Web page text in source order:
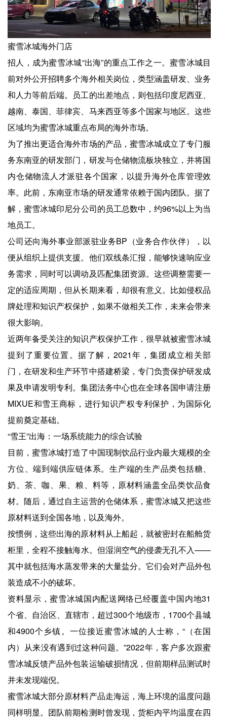
蜜雪冰城海外门店
招人，成为蜜雪冰城“出海”的重点工作之一。蜜雪冰城目
前对外公开招聘多个海外相关岗位，类型涵盖研发、业务
和人力等前后端。员工的出差地点，则包括印度尼西亚、
越南、泰国、菲律宾、马来西亚等多个国家与地区。这些
区域均为蜜雪冰城重点布局的海外市场。
为了推出更适合海外市场的产品，蜜雪冰城成立了专门服
务东南亚的研发部门，研发与仓储物流板块独立，并将国
内仓储物流人才派驻各个国家，以提升海外仓库管理效
率。此前，东南亚市场的研发通常依赖于国内团队。据了
解，蜜雪冰城印尼分公司的员工总数中，约96%以上为当
地员工。
公司还向海外事业部派驻业务BP（业务合作伙伴），以
便从组织上提供支援。他们双线条汇报，能够快速响应业
务需求，同时可以调动及匹配集团资源。这些调整需要一
定的适应周期，但从长期来看，却很有意义。比如侵权品
牌处理和知识产权保护，如果不做相关工作，未来会带来
很大影响。
近两年备受关注的知识产权保护工作，很早就被蜜雪冰城
提到了重要位置。据了解，2021年，集团成立相关部
门，在研发和生产环节中搭建桥梁，专门负责保护研发成
果及申请发明专利。集团法务中心也在全球各国申请注册
MIXUE和雪王商标，进行知识产权专利保护，为国际化
提前奠定基础。
“雪王”出海：一场系统能力的综合试验
目前，蜜雪冰城打造了中国现制饮品行业内最大规模的全
方位、端到端供应链体系。生产端的生产品类包括糖、
奶、茶、咖、果、粮、料等，原材料涵盖全品类饮品食
材。随后，通过自主运营的仓储体系，蜜雪冰城又把这些
原材料送到全国各地，以及海外。
按惯例，这些出海的原材料从上船起，就被密封在船舱货
柜里，全程不接触海水。但湿润空气的侵袭无孔不入——
其中就包括海水蒸发带来的大量盐分。它们会对产品外包
装造成不小的破坏。
资料显示，蜜雪冰城国内配送网络已经覆盖中国内地31
个省、自治区、直辖市，超过300个地级市，1700个县城
和4900个乡镇。一位接近蜜雪冰城的人士称，“（在国
内）从来没有遇到过这种问题。”2022年，客户多次跟蜜
雪冰城反馈产品外包装运输破损情况，但前期样品测试时
并未发现端倪。
蜜雪冰城大部分原材料产品走海运，海上环境的温度问题
同样明显。团队前期检测时曾发现，货柜内平均温度在四